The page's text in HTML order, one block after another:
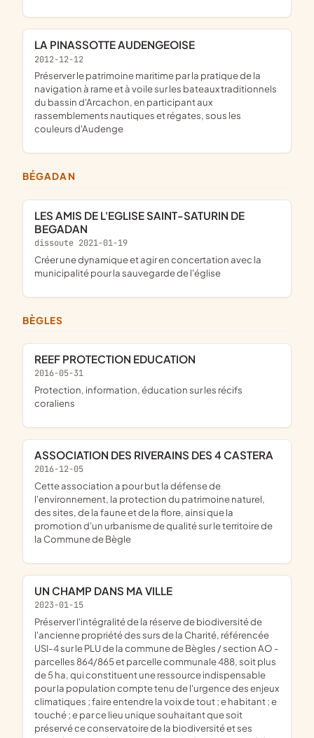
LA PINASSOTTE AUDENGEOISE
2012-12-12
préserver le patrimoine maritime par la pratique de la
navigation à rame et à voile sur les bateaux traditionnels
du bassin d'Arcachon, en participant aux
rassemblements nautiques et régates, sous les
couleurs d'Audenge
BÉGADAN
LES AMIS DE L'EGLISE SAINT-SATURIN DE
BEGADAN
dissoute 2021-01-19
créer une dynamique et agir en concertation avec la
municipalité pour la sauvegarde de l'église
BÈGLES
REEF PROTECTION EDUCATION
2016-05-31
protection, information, éducation sur les récifs
coraliens
ASSOCIATION DES RIVERAINS DES 4 CASTERA
2016-12-05
cette association a pour but la défense de
l'environnement, la protection du patrimoine naturel,
des sites, de la faune et de la flore, ainsi que la
promotion d'un urbanisme de qualité sur le territoire de
la Commune de Bègle
UN CHAMP DANS MA VILLE
2023-01-15
préserver l'intégralité de la réserve de biodiversité de
l'ancienne propriété des surs de la Charité, référencée
USI-4 sur le PLU de la commune de Bègles / section AO -
parcelles 864/865 et parcelle communale 488, soit plus
de 5 ha, qui constituent une ressource indispensable
pour la population compte tenu de l'urgence des enjeux
climatiques ; faire entendre la voix de tout ; e habitant ; e
touché ; e par ce lieu unique souhaitant que soit
préservé ce conservatoire de la biodiversité et ses